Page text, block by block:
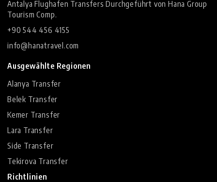
Antalya Flughafen Transfers Durchgeführt von Hana Group
Tourism Comp.
+90 544 456 4155
info@hanatravel.com
Ausgewählte Regionen
Alanya Transfer
Belek Transfer
Kemer Transfer
Lara Transfer
Side Transfer
Tekirova Transfer
Richtlinien